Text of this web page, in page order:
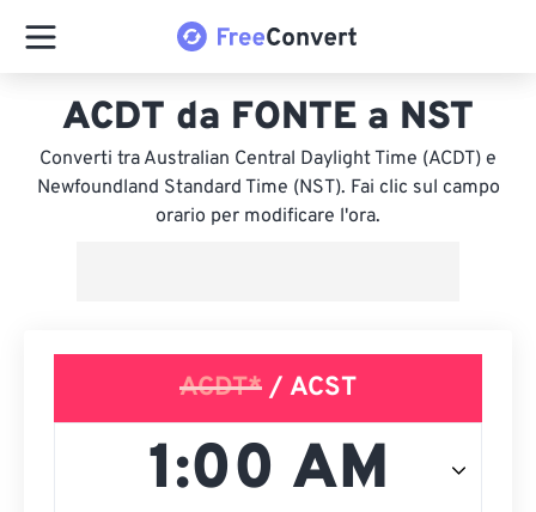
ACDT da FONTE a NST
Converti tra Australian Central Daylight Time (ACDT) e
Newfoundland Standard Time (NST). Fai clic sul campo
orario per modificare l'ora.
ACDT* / ACST